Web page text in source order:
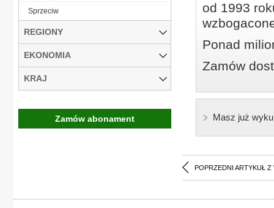
od 1993
Ponad
Zamów
Masz już
POPRZEDNI ARTYKUŁ Z
Sprzeciw
REGIONY
EKONOMIA
KRAJ
Zamów abonament